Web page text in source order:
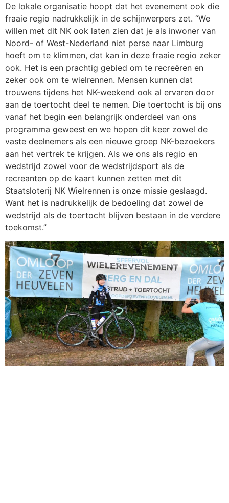
De lokale organisatie hoopt dat het evenement ook die
fraaie regio nadrukkelijk in de schijnwerpers zet. “We
willen met dit NK ook laten zien dat je als inwoner van
Noord- of West-Nederland niet perse naar Limburg
hoeft om te klimmen, dat kan in deze fraaie regio zeker
ook. Het is een prachtig gebied om te recreëren en
zeker ook om te wielrennen. Mensen kunnen dat
trouwens tijdens het NK-weekend ook al ervaren door
aan de toertocht deel te nemen. Die toertocht is bij ons
vanaf het begin een belangrijk onderdeel van ons
programma geweest en we hopen dit keer zowel de
vaste deelnemers als een nieuwe groep NK-bezoekers
aan het vertrek te krijgen. Als we ons als regio en
wedstrijd zowel voor de wedstrijdsport als de
recreanten op de kaart kunnen zetten met dit
Staatsloterij NK Wielrennen is onze missie geslaagd.
Want het is nadrukkelijk de bedoeling dat zowel de
wedstrijd als de toertocht blijven bestaan in de verdere
toekomst.”